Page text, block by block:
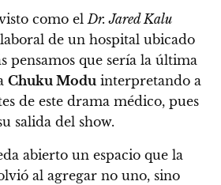
como el Dr. Jared Kalu
de un hospital ubicado
pensamos que sería la última
Chuku Modu interpretando a
de este drama médico, pues
salida del show.
abierto un espacio que la
al agregar no uno, sino